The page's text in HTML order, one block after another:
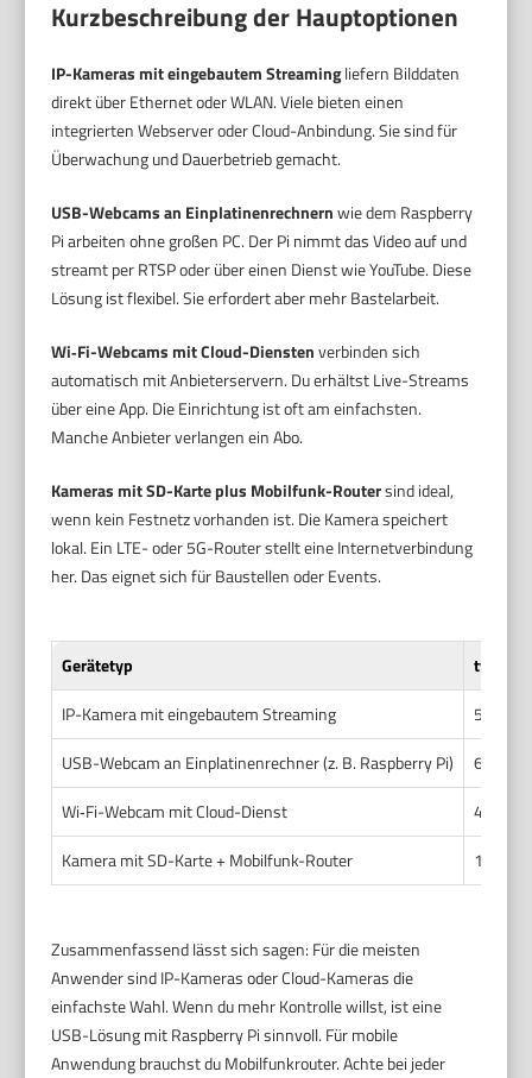
Kurzbeschreibung der Hauptoptionen
IP-Kameras mit eingebautem Streamingliefern Bilddaten
direkt über Ethernet oder WLAN. Viele bieten einen
integrierten Webserver oder Cloud-Anbindung. Sie sind für
Überwachung und Dauerbetrieb gemacht.
USB-Webcams an Einplatinenrechnernwie dem Raspberry
Pi arbeiten ohne großen PC. Der Pi nimmt das Video auf und
streamt per RTSP oder über einen Dienst wie YouTube. Diese
Lösung ist flexibel. Sie erfordert aber mehr Bastelarbeit.
Wi‑Fi-Webcams mit Cloud-Dienstenverbinden sich
automatisch mit Anbieterservern. Du erhältst Live-Streams
über eine App. Die Einrichtung ist oft am einfachsten.
Manche Anbieter verlangen ein Abo.
Kameras mit SD-Karte plus Mobilfunk-Routersind ideal,
wenn kein Festnetz vorhanden ist. Die Kamera speichert
lokal. Ein LTE- oder 5G-Router stellt eine Internetverbindung
her. Das eignet sich für Baustellen oder Events.
Gerätetyp
IP-Kamera mit eingebautem Streaming
USB-Webcam an Einplatinenrechner (z. B. Raspberry Pi)
60–150
Wi‑Fi-Webcam mit Cloud-Dienst
Kamera mit SD-Karte + Mobilfunk-Router
Zusammenfassend lässt sich sagen: Für die meisten
Anwender sind IP-Kameras oder Cloud-Kameras die
einfachste Wahl. Wenn du mehr Kontrolle willst, ist eine
USB-Lösung mit Raspberry Pi sinnvoll. Für mobile
Anwendung brauchst du Mobilfunkrouter. Achte bei jeder